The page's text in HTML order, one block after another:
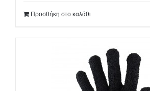
Προσθήκη στο καλάθι